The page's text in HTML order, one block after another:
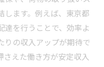
します。例えば、東京都
達を行うことで、効率よ
りの収入アップが期待で
さえた働き方が安定収入